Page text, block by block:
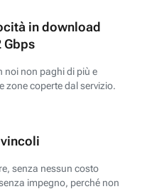
in download
Gbps
noi non paghi di più e
zone coperte dal servizio.
vincoli
senza nessun costo
impegno, perché non